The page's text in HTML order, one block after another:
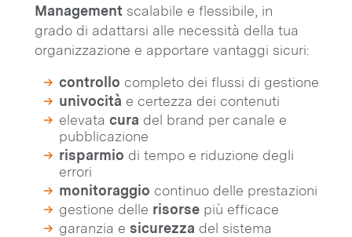
Management scalabile e flessibile, in
grado di adattarsi alle necessità della tua
organizzazione e apportare vantaggi sicuri:
controllo completo dei flussi di gestione
univocità e certezza dei contenuti
elevata cura del brand per canale e
pubblicazione
risparmio di tempo e riduzione degli
errori
monitoraggio continuo delle prestazioni
gestione delle risorse più efficace
garanzia e sicurezza del sistema